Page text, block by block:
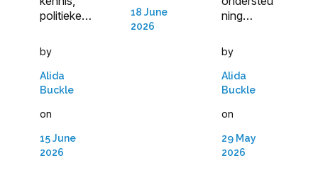
politieke…
by
Alida
Buckle
on
15 June
2026
18 June
2026
ning…
by
Alida
Buckle
on
29 May
2026